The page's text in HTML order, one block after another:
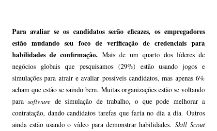
Para avaliar se os candidatos serão eficazes, os empregadores
estão mudando seu foco de verificação de credenciais para
habilidades de confirmação.Mais de um quarto dos líderes de
negócios globais que pesquisamos (29%) estão usando jogos e
simulações para atrair e avaliar possíveis candidatos, mas apenas 6%
acham que estão se saindo bem. Muitas organizações estão se voltando
parasoftware de simulação de trabalho, o que pode melhorar a
contratação, dando candidatos tarefas que faria no dia a dia. Outros
ainda estão usando o vídeo para demonstrar habilidades.Skill Scout